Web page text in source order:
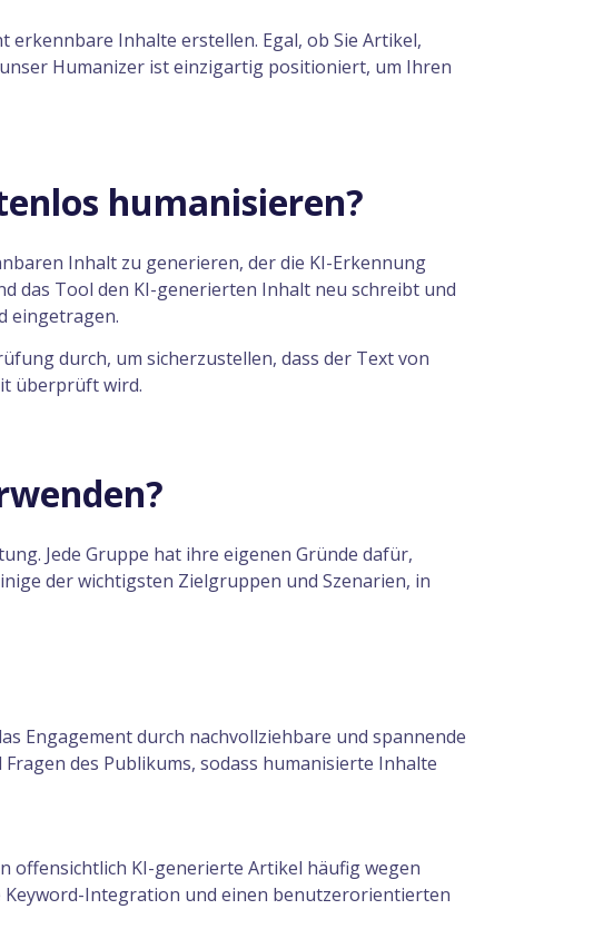
erkennbare Inhalte erstellen. Egal, ob Sie Artikel,
Humanizer ist einzigartig positioniert, um Ihren
humanisieren?
Inhalt zu generieren, der die KI-Erkennung
das Tool den KI-generierten Inhalt neu schreibt und
eingetragen.
durch, um sicherzustellen, dass der Text von
überprüft wird.
Jede Gruppe hat ihre eigenen Gründe dafür,
der wichtigsten Zielgruppen und Szenarien, in
Engagement durch nachvollziehbare und spannende
des Publikums, sodass humanisierte Inhalte
offensichtlich KI-generierte Artikel häufig wegen
Integration und einen benutzerorientierten